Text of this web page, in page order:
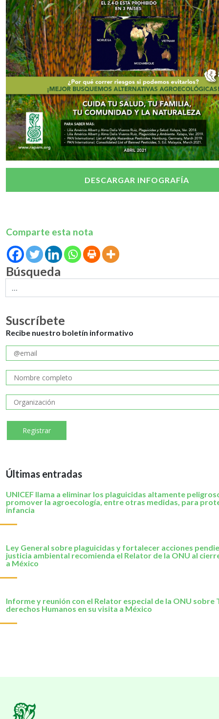
DESCARGAR INFOGRAFÍA
Comparte esta nota
Búsqueda
Suscríbete
Recibe nuestro boletín informativo
Últimas entradas
UNICEF llama a eliminar los plaguicidas altamente
promover la agroecología, entre otras medidas, para
infancia
Ley General sobre plaguicidas y fortalecer acciones
justicia ambiental recomienda el Relator de la ONU al
a México
Informe y reunión con el Relator especial de la ONU sobre
derechos Humanos en su visita a México